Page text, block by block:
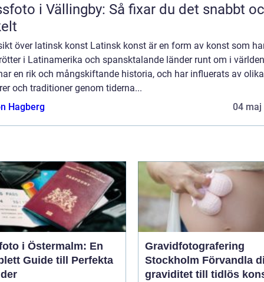
i Vällingby: Så fixar du det snabbt
över latinsk konst Latinsk konst är en form av konst som
i Latinamerika och spansktalande länder runt om i
en rik och mångskiftande historia, och har influerats av olika
och traditioner genom tiderna...
Hagberg
04 maj
i Östermalm: En
Guide till Perfekta
Gravidfotografering
Stockholm Förvandla din
graviditet till tidlös